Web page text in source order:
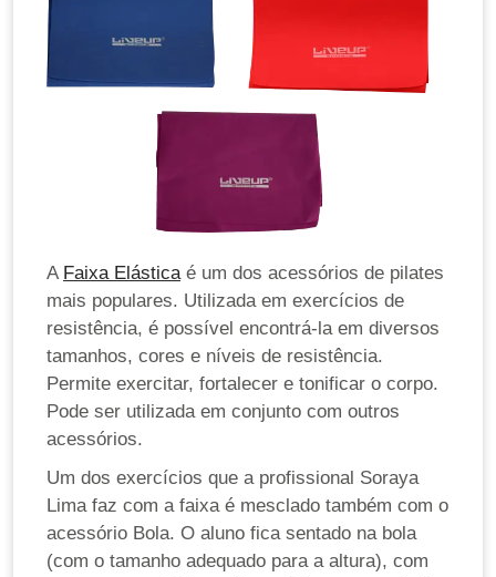
A Faixa Elásticaé um dos acessórios de pilates
mais populares. Utilizada em exercícios de
resistência, é possível encontrá-la em diversos
tamanhos, cores e níveis de resistência.
Permite exercitar, fortalecer e tonificar o corpo.
Pode ser utilizada em conjunto com outros
acessórios.
Um dos exercícios que a profissional Soraya
Lima faz com a faixa é mesclado também com o
acessório Bola. O aluno fica sentado na bola
(com o tamanho adequado para a altura), com